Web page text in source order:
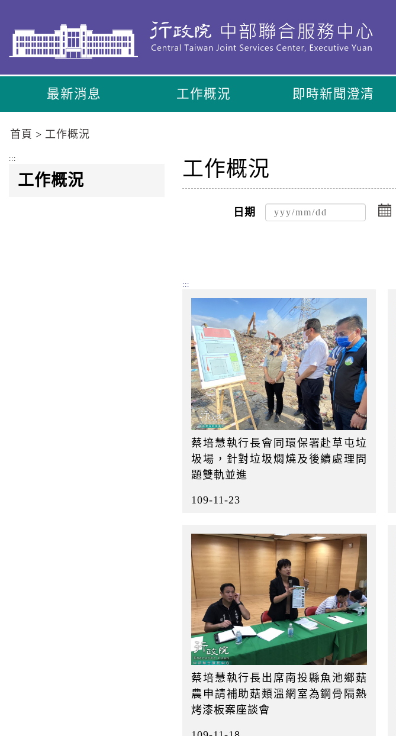
內
容
To
Center
最新消息 工作概況 即時新聞澄清
首頁 工作概況
:::
工作概況 工作概況
日期
點
擊
選
:::
蔡培慧執行長會同環保署赴草屯垃
圾場，針對垃圾燜燒及後續處理問
題雙軌並進
109-11-23
蔡培慧執行長出席南投縣魚池鄉菇
農申請補助菇類溫網室為鋼骨隔熱
烤漆板案座談會